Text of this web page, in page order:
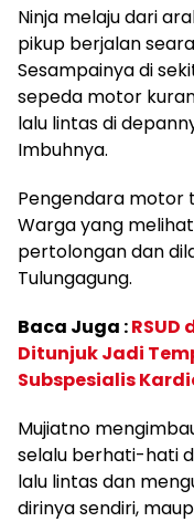
Ninja melaju dari
pikup berjalan
Sesampainya di
sepeda motor
lalu lintas di
Imbuhnya.
Pengendara motor
Warga yang
pertolongan dan
Tulungagung.
Baca Juga :
Ditunjuk Jadi
Subspesialis
Mujiatno
selalu berhati-hati
lalu lintas dan
dirinya sendiri,